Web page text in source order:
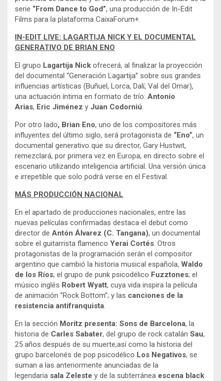
serie “From Dance to God”, una producción de In-Edit
Films para la plataforma CaixaForum+.
IN-EDIT LIVE: LAGARTIJA NICK Y EL DOCUMENTAL
GENERATIVO DE BRIAN ENO
El grupo Lagartija Nick ofrecerá, al finalizar la proyección
del documental “Generación Lagartija” sobre sus grandes
influencias artísticas (Buñuel, Lorca, Dalí, Val del Omar),
una actuación íntima en formato de trío: Antonio
Arias, Eric Jiménez y Juan Codorniú.
Por otro lado, Brian Eno, uno de los compositores más
influyentes del último siglo, será protagonista de “Eno”, un
documental generativo que su director, Gary Hustwit,
remezclará, por primera vez en Europa, en directo sobre el
escenario utilizando inteligencia artificial. Una versión única
e irrepetible que solo podrá verse en el Festival.
MÁS PRODUCCIÓN NACIONAL
En el apartado de producciones nacionales, entre las
nuevas películas confirmadas destaca el debut como
director de Antón Álvarez (C. Tangana), un documental
sobre el guitarrista flamenco Yerai Cortés. Otros
protagonistas de la programación serán el compositor
argentino que cambió la historia musical española, Waldo
de los Ríos; el grupo de punk psicodélico Fuzztones; el
músico inglés Robert Wyatt, cuya vida inspira la película
de animación “Rock Bottom”; y las canciones de la
resistencia antifranquista.
En la sección Moritz presenta: Sons de Barcelona, la
historia de Carles Sabater, del grupo de rock catalán Sau,
25 años después de su muerte,así como la historia del
grupo barcelonés de pop psicodélico Los Negativos, se
suman a las anteriormente anunciadas de la
legendaria sala Zeleste y de la subterránea escena black